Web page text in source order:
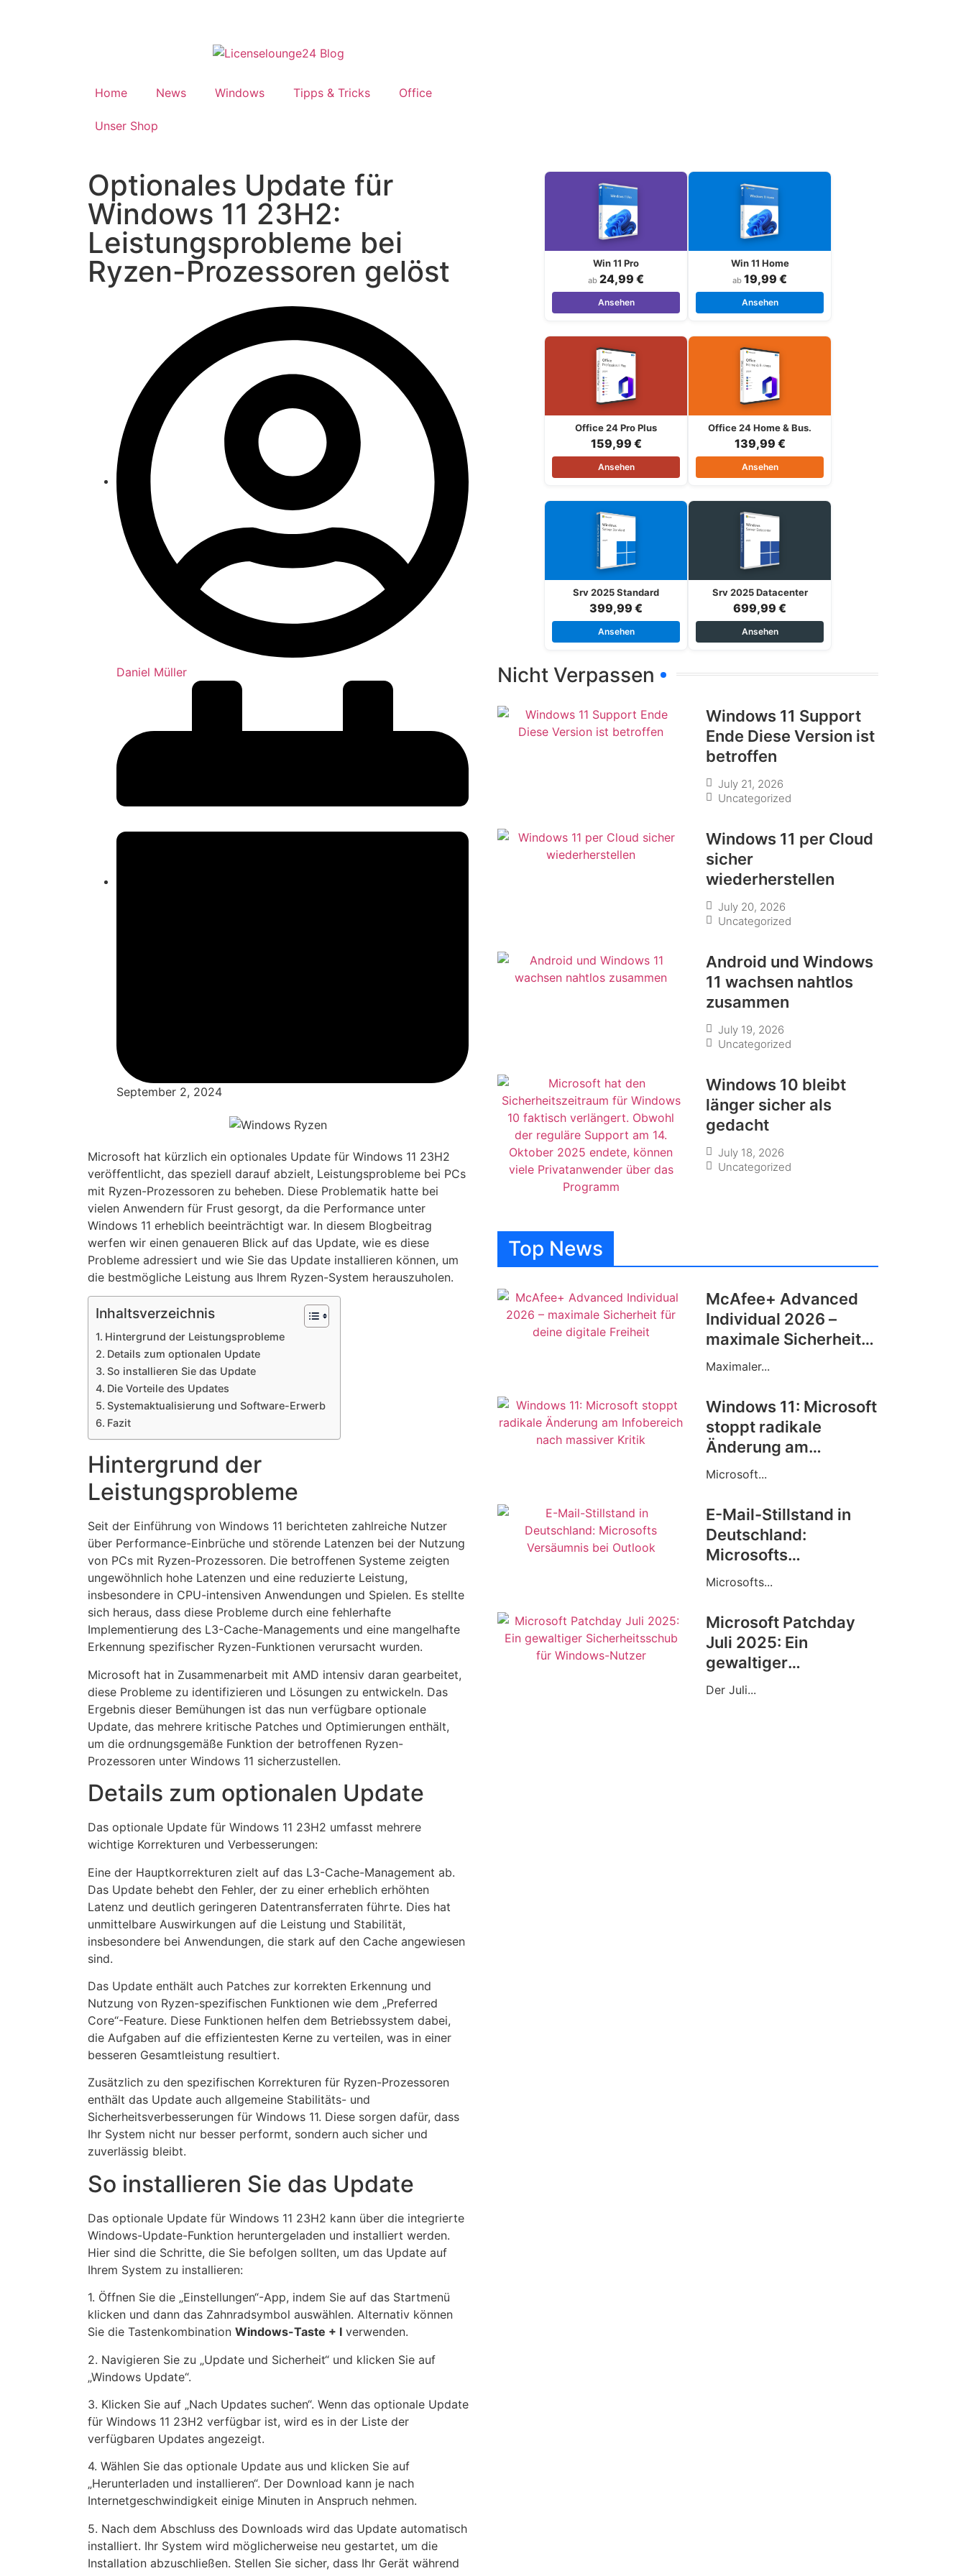
Home News Windows Tipps & Tricks Office
Unser Shop
Optionales Update für
Windows 11 23H2:
Leistungsprobleme bei
Ryzen-Prozessoren gelöst
Daniel Müller
September 2, 2024
Microsoft hat kürzlich ein optionales Update für Windows 11 23H2
veröffentlicht, das speziell darauf abzielt, Leistungsprobleme bei PCs
mit Ryzen-Prozessoren zu beheben. Diese Problematik hatte bei
vielen Anwendern für Frust gesorgt, da die Performance unter
Windows 11 erheblich beeinträchtigt war. In diesem Blogbeitrag
werfen wir einen genaueren Blick auf das Update, wie es diese
Probleme adressiert und wie Sie das Update installieren können, um
die bestmögliche Leistung aus Ihrem Ryzen-System herauszuholen.
Inhaltsverzeichnis
Hintergrund der Leistungsprobleme
Details zum optionalen Update
So installieren Sie das Update
Die Vorteile des Updates
Systemaktualisierung und Software-Erwerb
Fazit
Hintergrund der
Leistungsprobleme
Seit der Einführung von Windows 11 berichteten zahlreiche Nutzer
über Performance-Einbrüche und störende Latenzen bei der Nutzung
von PCs mit Ryzen-Prozessoren. Die betroffenen Systeme zeigten
ungewöhnlich hohe Latenzen und eine reduzierte Leistung,
insbesondere in CPU-intensiven Anwendungen und Spielen. Es stellte
sich heraus, dass diese Probleme durch eine fehlerhafte
Implementierung des L3-Cache-Managements und eine mangelhafte
Erkennung spezifischer Ryzen-Funktionen verursacht wurden.
Microsoft hat in Zusammenarbeit mit AMD intensiv daran gearbeitet,
diese Probleme zu identifizieren und Lösungen zu entwickeln. Das
Ergebnis dieser Bemühungen ist das nun verfügbare optionale
Update, das mehrere kritische Patches und Optimierungen enthält,
um die ordnungsgemäße Funktion der betroffenen Ryzen-
Prozessoren unter Windows 11 sicherzustellen.
Details zum optionalen Update
Das optionale Update für Windows 11 23H2 umfasst mehrere
wichtige Korrekturen und Verbesserungen:
Eine der Hauptkorrekturen zielt auf das L3-Cache-Management ab.
Das Update behebt den Fehler, der zu einer erheblich erhöhten
Latenz und deutlich geringeren Datentransferraten führte. Dies hat
unmittelbare Auswirkungen auf die Leistung und Stabilität,
insbesondere bei Anwendungen, die stark auf den Cache angewiesen
sind.
Das Update enthält auch Patches zur korrekten Erkennung und
Nutzung von Ryzen-spezifischen Funktionen wie dem „Preferred
Core“-Feature. Diese Funktionen helfen dem Betriebssystem dabei,
die Aufgaben auf die effizientesten Kerne zu verteilen, was in einer
besseren Gesamtleistung resultiert.
Zusätzlich zu den spezifischen Korrekturen für Ryzen-Prozessoren
enthält das Update auch allgemeine Stabilitäts- und
Sicherheitsverbesserungen für Windows 11. Diese sorgen dafür, dass
Ihr System nicht nur besser performt, sondern auch sicher und
zuverlässig bleibt.
So installieren Sie das Update
Das optionale Update für Windows 11 23H2 kann über die integrierte
Windows-Update-Funktion heruntergeladen und installiert werden.
Hier sind die Schritte, die Sie befolgen sollten, um das Update auf
Ihrem System zu installieren:
1. Öffnen Sie die „Einstellungen“-App, indem Sie auf das Startmenü
klicken und dann das Zahnradsymbol auswählen. Alternativ können
Sie die Tastenkombination Windows-Taste + I verwenden.
2. Navigieren Sie zu „Update und Sicherheit“ und klicken Sie auf
„Windows Update“.
3. Klicken Sie auf „Nach Updates suchen“. Wenn das optionale Update
für Windows 11 23H2 verfügbar ist, wird es in der Liste der
verfügbaren Updates angezeigt.
4. Wählen Sie das optionale Update aus und klicken Sie auf
„Herunterladen und installieren“. Der Download kann je nach
Internetgeschwindigkeit einige Minuten in Anspruch nehmen.
5. Nach dem Abschluss des Downloads wird das Update automatisch
installiert. Ihr System wird möglicherweise neu gestartet, um die
Installation abzuschließen. Stellen Sie sicher, dass Ihr Gerät während
Win 11 Pro
ab 24,99 €
Ansehen
Win 11 Home
ab 19,99 €
Ansehen
Office 24 Pro Plus
159,99 €
Ansehen
Office 24 Home & Bus.
139,99 €
Ansehen
Srv 2025 Standard
399,99 €
Ansehen
Srv 2025 Datacenter
699,99 €
Ansehen
Nicht Verpassen
Windows 11 Support
Ende Diese Version ist
betroffen
July 21, 2026
Uncategorized
Windows 11 per Cloud
sicher
wiederherstellen
July 20, 2026
Uncategorized
Android und Windows
11 wachsen nahtlos
zusammen
July 19, 2026
Uncategorized
Windows 10 bleibt
länger sicher als
gedacht
July 18, 2026
Uncategorized
Top News
McAfee+ Advanced
Individual 2026 –
maximale Sicherheit
für deine digitale
Maximaler...
Windows 11: Microsoft
stoppt radikale
Änderung am
Infobereich nach
Microsoft...
E-Mail-Stillstand in
Deutschland:
Microsofts
Versäumnis bei
Microsofts...
Microsoft Patchday
Juli 2025: Ein
gewaltiger
Sicherheitsschub für
Der Juli...